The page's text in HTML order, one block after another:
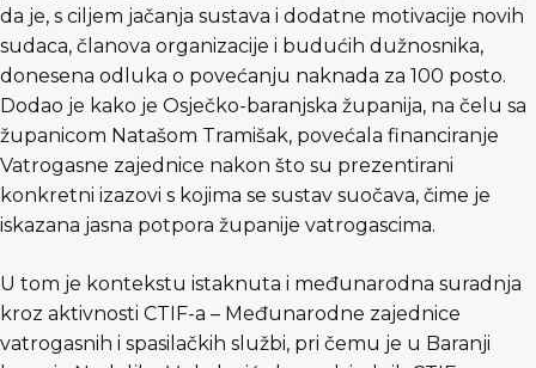
da je, s ciljem jačanja sustava i dodatne motivacije novih
sudaca, članova organizacije i budućih dužnosnika,
donesena odluka o povećanju naknada za 100 posto.
Dodao je kako je Osječko-baranjska županija, na čelu sa
županicom Natašom Tramišak, povećala financiranje
Vatrogasne zajednice nakon što su prezentirani
konkretni izazovi s kojima se sustav suočava, čime je
iskazana jasna potpora županije vatrogascima.
U tom je kontekstu istaknuta i međunarodna suradnja
kroz aktivnosti CTIF-a – Međunarodne zajednice
vatrogasnih i spasilačkih službi, pri čemu je u Baranji